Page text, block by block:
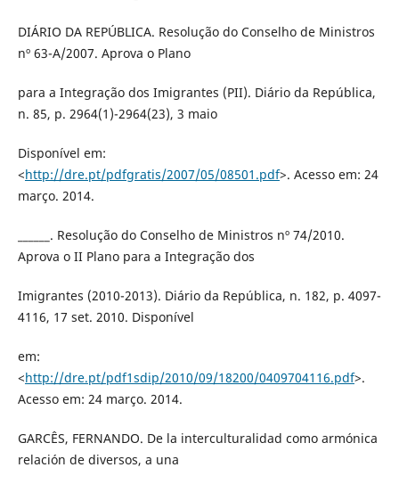
DIÁRIO DA REPÚBLICA. Resolução do Conselho de Ministros
nº 63-A/2007. Aprova o Plano
para a Integração dos Imigrantes (PII). Diário da República,
n. 85, p. 2964(1)-2964(23), 3 maio
Disponível em:
<http://dre.pt/pdfgratis/2007/05/08501.pdf>. Acesso em: 24
março. 2014.
______. Resolução do Conselho de Ministros nº 74/2010.
Aprova o II Plano para a Integração dos
Imigrantes (2010-2013). Diário da República, n. 182, p. 4097-
4116, 17 set. 2010. Disponível
em:
<http://dre.pt/pdf1sdip/2010/09/18200/0409704116.pdf>.
Acesso em: 24 março. 2014.
GARCÊS, FERNANDO. De la interculturalidad como armónica
relación de diversos, a una